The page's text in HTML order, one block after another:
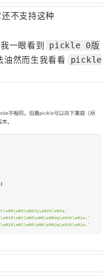
不支持这种
一眼看到
pickle 0版
油然而生我看看
pickle